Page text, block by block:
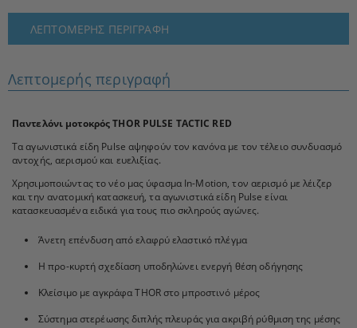
ΛΕΠΤΟΜΕΡΉΣ ΠΕΡΙΓΡΑΦΉ
Λεπτομερής περιγραφή
Παντελόνι μοτοκρός THOR PULSE TACTIC RED
Τα αγωνιστικά είδη Pulse αψηφούν τον κανόνα με τον τέλειο συνδυασμό
αντοχής, αερισμού και ευελιξίας.
Χρησιμοποιώντας το νέο μας ύφασμα In-Motion, τον αερισμό με λέιζερ
και την ανατομική κατασκευή, τα αγωνιστικά είδη Pulse είναι
κατασκευασμένα ειδικά για τους πιο σκληρούς αγώνες.
Άνετη επένδυση από ελαφρύ ελαστικό πλέγμα
Η προ-κυρτή σχεδίαση υποδηλώνει ενεργή θέση οδήγησης
Κλείσιμο με αγκράφα THOR στο μπροστινό μέρος
Σύστημα στερέωσης διπλής πλευράς για ακριβή ρύθμιση της μέσης